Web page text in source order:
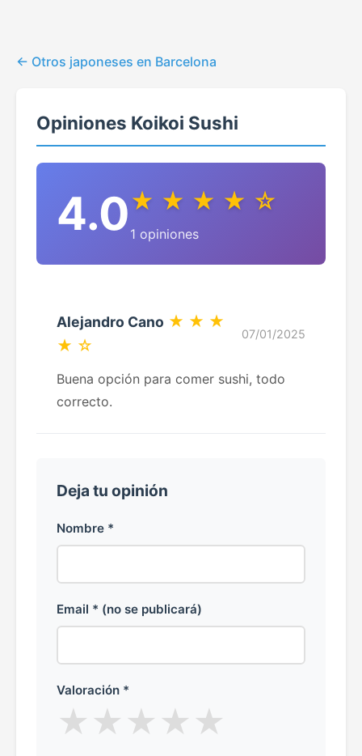
Otros japoneses en Barcelona
Opiniones Koikoi Sushi
4.0★ ★ ★ ★ ☆
1 opiniones
Alejandro Cano ★ ★ ★
★ ☆
07/01/2025
Buena opción para comer sushi, todo
correcto.
Deja tu opinión
Nombre *
Email * (no se publicará)
Valoración *
★
★
★
★
★